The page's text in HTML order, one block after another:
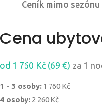
Ceník mimo sezónu
Cena
od 1 760 Kč (69 €) za 1
1 - 3 osoby: 1 760 Kč
4 osoby: 2 260 Kč